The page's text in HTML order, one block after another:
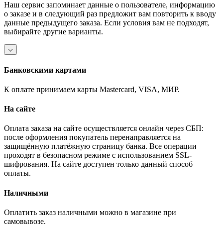
Наш сервис запоминает данные о пользователе, информацию
о заказе и в следующий раз предложит вам повторить к вводу
данные предыдущего заказа. Если условия вам не подходят,
выбирайте другие варианты.
Банковскими картами
К оплате принимаем карты Mastercard, VISA, МИР.
На сайте
Оплата заказа на сайте осуществляется онлайн через СБП:
после оформления покупатель перенаправляется на
защищённую платёжную страницу банка. Все операции
проходят в безопасном режиме с использованием SSL-
шифрования. На сайте доступен только данный способ
оплаты.
Наличными
Оплатить заказ наличными можно в магазине при
самовывозе.